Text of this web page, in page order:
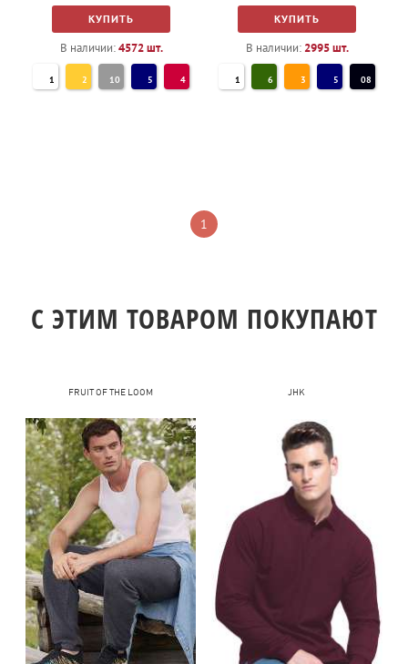
КУПИТЬ
В наличии:4572шт.
1 2 10 5 4
КУПИТЬ
В наличии:2995шт.
1 6 3 5 08
1
C ЭТИМ ТОВАРОМ ПОКУПАЮТ
FRUIT OF THE LOOM JHK